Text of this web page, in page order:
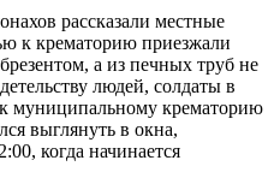
рассказали местные
к крематорию приезжали
а из печных труб не
людей, солдаты в
к муниципальному крематорию
выглянуть в окна,
когда начинается